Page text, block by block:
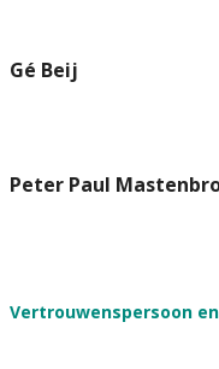
Gé Beij
Peter Paul
Vertrouwenspersoon